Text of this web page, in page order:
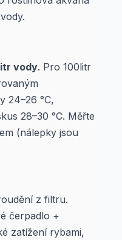
vody. Pro 100litr
24–26 °C,
28–30 °C. Měřte
(nálepky jsou
z filtru.
čerpadlo +
zatížení rybami,